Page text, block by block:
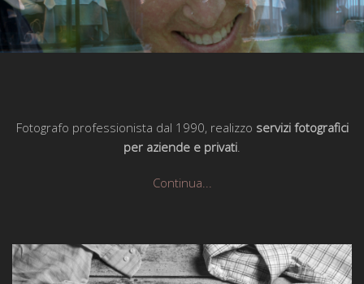
Fotografo professionista dal 1990, realizzo servizi fotografici
per aziende e privati.
Continua...